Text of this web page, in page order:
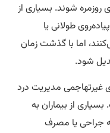
شوند. بسیاری از
طولانی یا
با گذشت زمان
مدیریت درد
از بیماران به
یا مصرف